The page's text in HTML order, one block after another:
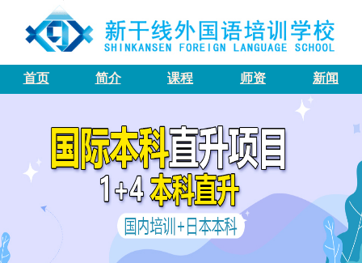
首页 简介 课程 师资 新闻